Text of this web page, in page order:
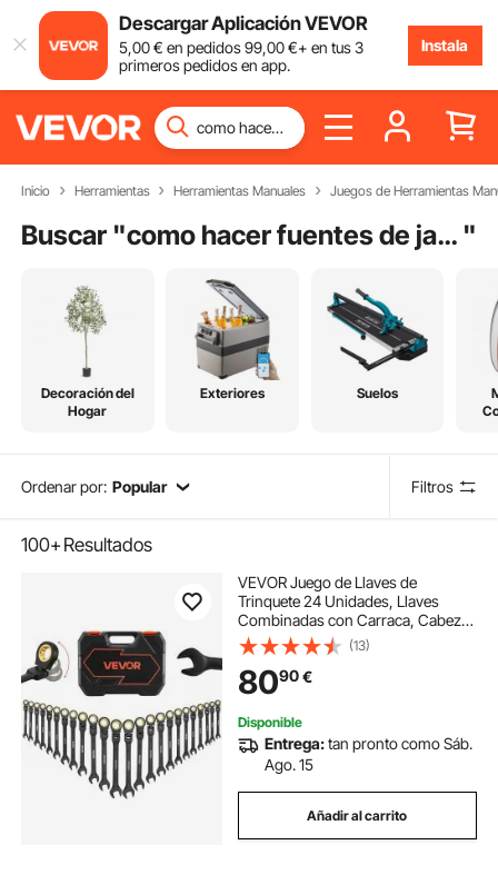
Descargar Aplicación VEVOR
5,00€ en pedidos99,00€+ en tus 3
primeros pedidos en app.
Instala
Inicio Herramientas Herramientas Manuales Juegos de Herramientas
Buscar " como hacer fuentes de jardin cascadas "
Decoración del
Hogar
Exteriores Suelos
Ordenar por: Popular Filtros
100+Resultados
VEVOR Juego de Llaves de
Trinquete 24 Unidades, Llaves
Combinadas con Carraca, Cabezas
Flexibles, Métrica y SAE, con
Estuche de Almacenamiento, para
Bricolaje Hogar Reparaciones de
Automóvil, Negro
(13)
8090€
Disponible
Entrega:tan pronto como Sáb.
Ago. 15
Añadir al carrito